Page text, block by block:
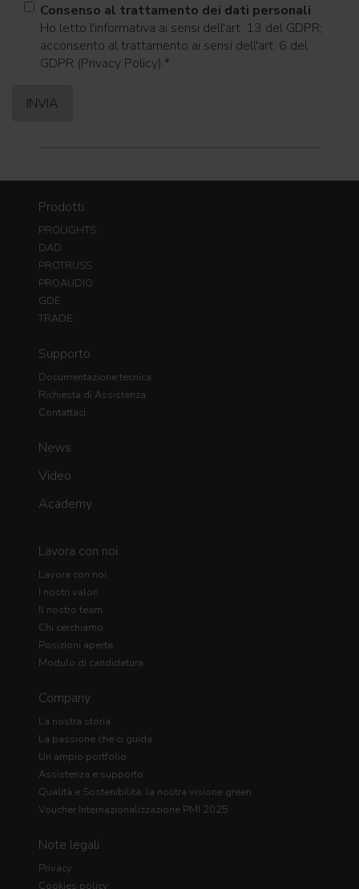
Consenso al trattamento dei dati personali
Ho letto l'informativa ai sensi dell'art. 13 del GDPR;
acconsento al trattamento ai sensi dell'art. 6 del
GDPR (Privacy Policy).*
Prodotti
PROLIGHTS
DAD
PROTRUSS
PROAUDIO
GDE
TRADE
Supporto
Documentazione tecnica
Richiesta di Assistenza
Contattaci
News
Video
Academy
Lavora con noi
Lavora con noi
I nostri valori
Il nostro team
Chi cerchiamo
Posizioni aperte
Modulo di candidatura
Company
La nostra storia
La passione che ci guida
Un ampio portfolio
Assistenza e supporto
Qualità e Sostenibilità: la nostra visione green
Voucher Internazionalizzazione PMI 2025
Note legali
Privacy